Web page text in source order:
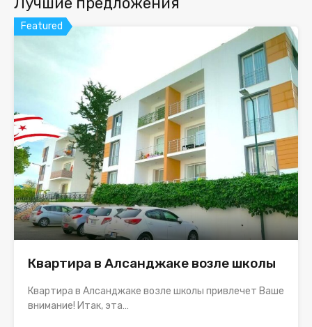
Featured
Квартира в Алсанджаке возле школы
Квартира в Алсанджаке возле школы привлечет Ваше
внимание! Итак, эта…